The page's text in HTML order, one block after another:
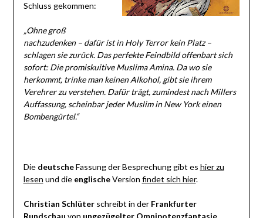
Schluss gekommen:
„Ohne groß
nachzudenken – dafür ist in Holy Terror kein Platz –
schlagen sie zurück. Das perfekte Feindbild offenbart sich
sofort: Die promiskuitive Muslima Amina. Da wo sie
herkommt, trinke man keinen Alkohol, gibt sie ihrem
Verehrer zu verstehen. Dafür trägt, zumindest nach Millers
Auffassung, scheinbar jeder Muslim in New York einen
Bombengürtel.“
Die deutscheFassung der Besprechung gibt es hier zu
lesen und die englischeVersion findet sich hier.
Christian Schlüterschreibt in der Frankfurter